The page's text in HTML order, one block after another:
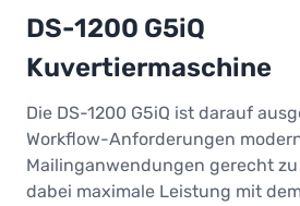
DS-1200 G5iQ
Kuvertiermaschine
Die DS-1200 G5iQ ist darauf
Workflow-Anforderungen
Mailinganwendungen gerecht
dabei maximale Leistung mit